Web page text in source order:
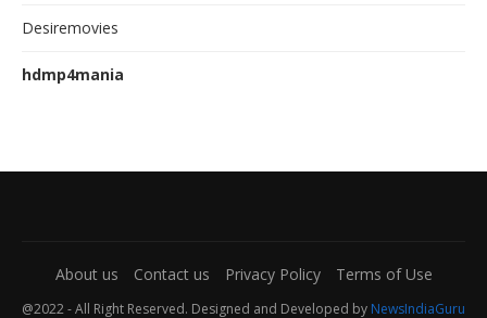
Desiremovies
hdmp4mania
About us Contact us Privacy Policy Terms of Use
@2022 - All Right Reserved. Designed and Developed by NewsIndiaGuru